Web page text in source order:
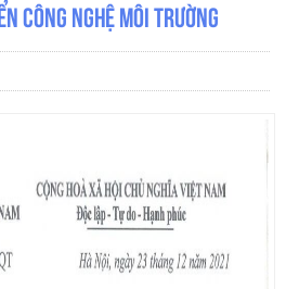
Công nghệ Môi trường